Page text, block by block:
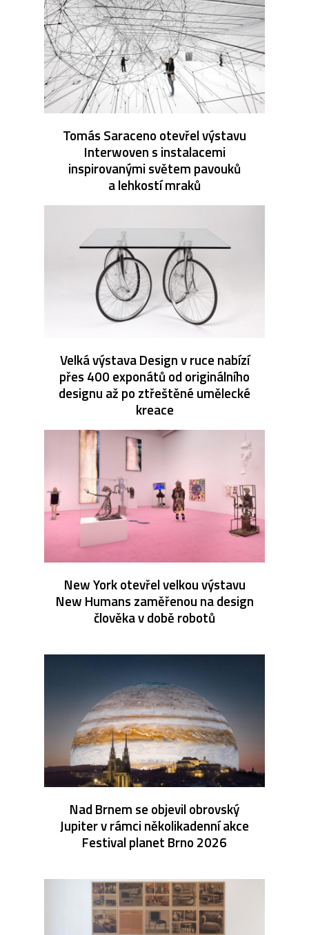
Tomás Saraceno otevřel výstavu
Interwoven s instalacemi
inspirovanými světem pavouků
a lehkostí mraků
Velká výstava Design v ruce nabízí
přes 400 exponátů od originálního
designu až po ztřeštěné umělecké
kreace
New York otevřel velkou výstavu
New Humans zaměřenou na design
člověka v době robotů
Nad Brnem se objevil obrovský
Jupiter v rámci několikadenní akce
Festival planet Brno 2026